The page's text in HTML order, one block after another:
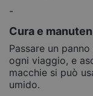
-
Cura e
Passare un
ogni viaggio, e
macchie si può
umido.